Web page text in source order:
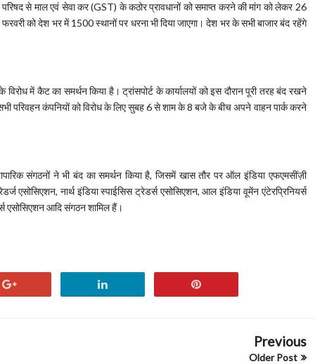
परिषद से माल एवं सेवा कर (GST) के कठोर प्रावधानों को समाप्त करने की मांग को लेकर 26
फरवरी को देश भर में 1500 स्थानों पर धरना भी दिया जाएगा। देश भर के सभी बाजार बंद रहेंगे
में कैट का समर्थन किया है। ट्रांसपोर्ट के कार्यालयों को इस दौरान पूरी तरह बंद रखने
परिवहन कंपनियों को विरोध के लिए सुबह 6 से शाम के 8 बजे के बीच अपने वाहन पार्क करने
संगठनों ने भी बंद का समर्थन किया है, जिसमें खास तौर पर ऑल इंडिया एफएमसींज़ी
नार्थ इंडिया स्पाईसिस ट्रेडर्स एसोसिएशन, आल इंडिया वूमेंन एंटेरप्रिनियर्स
एसोसिएशन आदि संगठन शामिल हैं।
Previous
Older Post